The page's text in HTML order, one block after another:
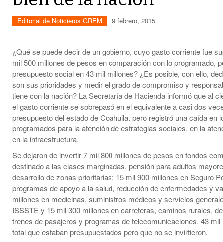
Editorial de Noticieros GREM 9 febrero, 2015
¿Qué se puede decir de un gobierno, cuyo gasto corriente fue
mil 500 millones de pesos en comparación con lo programado,
presupuesto social en 43 mil millones? ¿Es posible, con ello,
son sus prioridades y medir el grado de compromiso y
tiene con la nación? La Secretaría de Hacienda informó que al
el gasto corriente se sobrepasó en el equivalente a casi dos
presupuesto del estado de Coahuila, pero registró una caída en
programados para la atención de estrategias sociales, en la
en la infraestructura.
Se dejaron de invertir 7 mil 800 millones de pesos en fondos
destinado a las clases marginadas, pensión para adultos
desarrollo de zonas prioritarias; 15 mil 900 millones en Seguro
programas de apoyo a la salud, reducción de enfermedades y
millones en medicinas, suministros médicos y servicios
ISSSTE y 15 mil 300 millones en carreteras, caminos rurales,
trenes de pasajeros y programas de telecomunicaciones. 43 mil
total que estaban presupuestados pero que no se invirtieron.